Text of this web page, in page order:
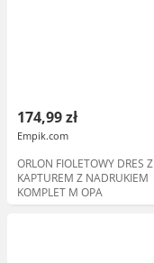
174,99 zł
Empik.com
ORLON FIOLETOWY DRES Z
KAPTUREM Z NADRUKIEM
KOMPLET M OPA